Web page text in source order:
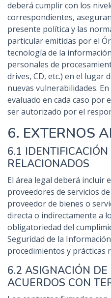
deberá cumplir con los
correspondientes,
presente política y las
particular emitidas por el
tecnología de la
personales de
drives, CD, etc.) en el lugar
nuevas vulnerabilidades.
evaluado en cada caso por
ser autorizado por el
6. EXTERNOS
6.1 IDENTIFICACIÓN
RELACIONADOS
El área legal deberá incluir
proveedores de servicios
proveedor de bienes o
directa o indirectamente a
obligatoriedad del
Seguridad de la
procedimientos y prácticas
6.2 ASIGNACIÓN
ACUERDOS CON